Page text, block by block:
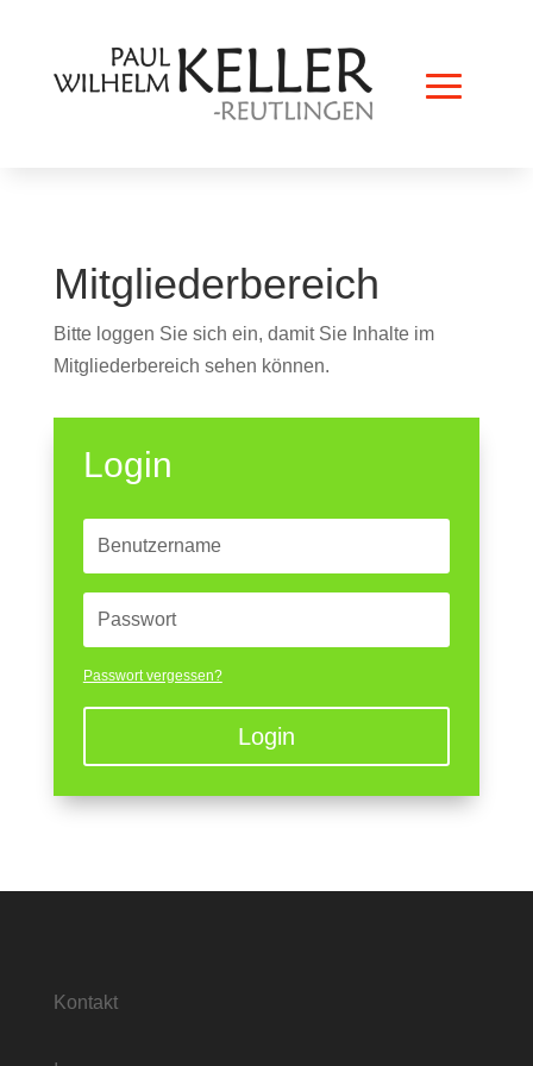
Mitgliederbereich
Bitte loggen Sie sich ein, damit Sie Inhalte im
Mitgliederbereich sehen können.
Login
Passwort vergessen?
Login
Kontakt